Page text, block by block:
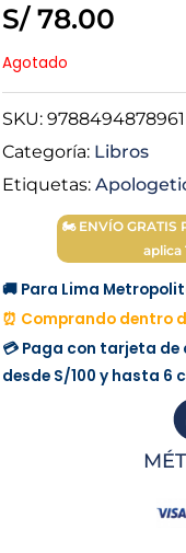
S/78.00
Agotado
SKU: 9788494878961
Categoría: Libros
Etiquetas:
🏍 ENVÍO GRATIS
aplica
🚚 Para Lima
⏰ Comprando dentro
💳 Paga con tarjeta
desde S/100 y hasta 6